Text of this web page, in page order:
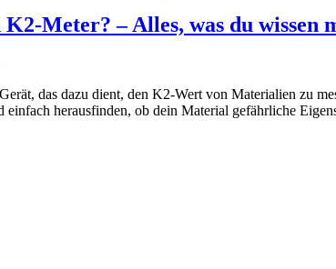
Meter? – Alles, was du wissen
das dazu dient, den K2-Wert von Materialien zu
einfach herausfinden, ob dein Material gefährliche